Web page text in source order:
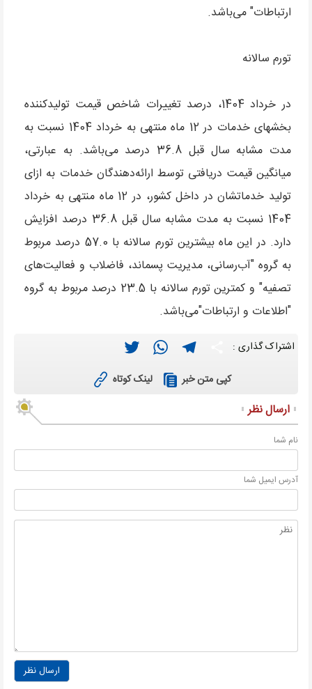
ارتباطات" می‌باشد.
تورم سالانه
در خرداد 1404، درصد تغییرات شاخص قیمت تولیدکننده
بخش­های خدمات در 12 ماه منتهی به خرداد 1404 نسبت به
مدت مشابه سال قبل 36.8 درصد می‌­باشد. به عبارتی،
میانگین قیمت دریافتی توسط ارائه‌دهندگان خدمات به ازای
تولید خدماتشان در داخل کشور، در 12 ماه منتهی به خرداد
1404 نسبت به مدت مشابه سال قبل 36.8 درصد افزایش
دارد. در این ماه بیش­ترین تورم سالانه با 57.0 درصد مربوط
به گروه "آب‌رسانی، مدیریت پسماند، فاضلاب و فعالیت‌های
تصفیه" و کم­ترین تورم سالانه با 23.5 درصد مربوط به گروه
"اطلاعات و ارتباطات"می‌باشد.
اشتراک گذاری : Twitter
WhatsAppTelegram
کپی متن خبر لینک کوتاه
ارسال نظر
نام شما
آدرس ايميل شما
ارسال نظر